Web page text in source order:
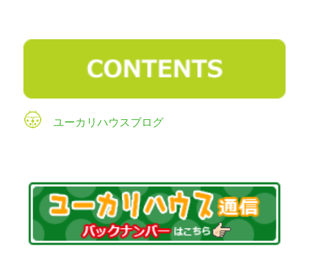
ユーカリハウスブログ